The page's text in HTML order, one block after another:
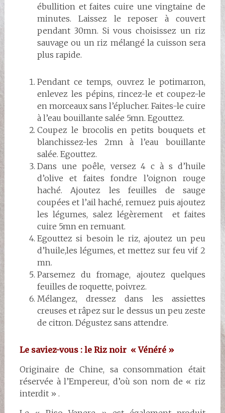
ébullition et faites cuire une vingtaine de
minutes. Laissez le reposer à couvert
pendant 30mn. Si vous choisissez un riz
sauvage ou un riz mélangé la cuisson sera
plus rapide.
Pendant ce temps, ouvrez le potimarron,
enlevez les pépins, rincez-le et coupez-le
en morceaux sans l’éplucher. Faites-le cuire
à l’eau bouillante salée 5mn. Egouttez.
Coupez le brocolis en petits bouquets et
blanchissez-les 2mn à l’eau bouillante
salée. Egouttez.
Dans une poêle, versez 4 c à s d’huile
d’olive et faites fondre l’oignon rouge
haché. Ajoutez les feuilles de sauge
coupées et l’ail haché, remuez puis ajoutez
les légumes, salez légèrement et faites
cuire 5mn en remuant.
Egouttez si besoin le riz, ajoutez un peu
d’huile,les légumes, et mettez sur feu vif 2
mn.
Parsemez du fromage, ajoutez quelques
feuilles de roquette, poivrez.
Mélangez, dressez dans les assiettes
creuses et râpez sur le dessus un peu zeste
de citron. Dégustez sans attendre.
Le saviez-vous : le Riz noir « Vénéré »
Originaire de Chine, sa consommation était
réservée à l’Empereur, d’où son nom de « riz
interdit » .